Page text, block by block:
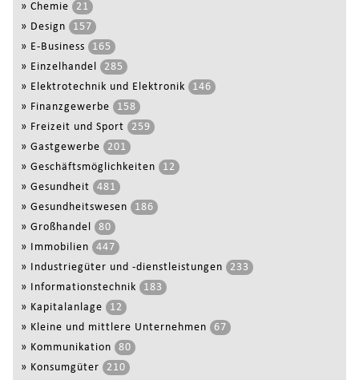
» Chemie
21
» Design
157
» E-Business
165
» Einzelhandel
285
» Elektrotechnik und Elektronik
146
» Finanzgewerbe
158
» Freizeit und Sport
259
» Gastgewerbe
201
» Geschäftsmöglichkeiten
12
» Gesundheit
481
» Gesundheitswesen
186
» Großhandel
80
» Immobilien
447
» Industriegüter und -dienstleistungen
233
» Informationstechnik
183
» Kapitalanlage
12
» Kleine und mittlere Unternehmen
67
» Kommunikation
80
» Konsumgüter
210